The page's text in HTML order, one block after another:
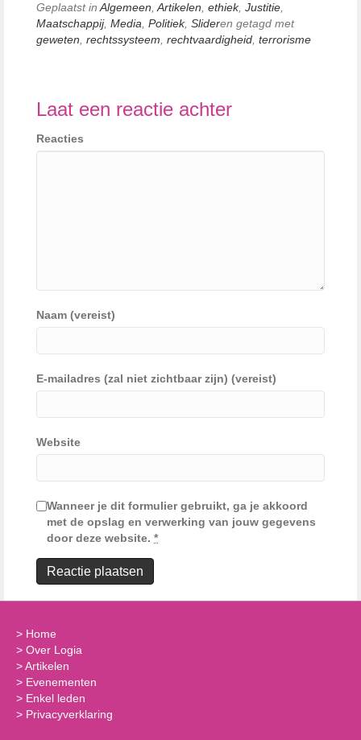
Geplaatst in Algemeen Artikelen ethiek, Justitie
Maatschappij, Media Politiek, Slideren getagd met
geweten rechtssysteem rechtvaardigheid terrorisme
Laat een reactie achter
Reacties
Naam (vereist)
E-mailadres (zal niet zichtbaar zijn) (vereist)
Website
Wanneer je dit formulier gebruikt, ga je akkoord
met de opslag en verwerking van jouw gegevens
door deze website. *
> Home
> Over Logia
>Artikelen
> Evenementen
> Enkel leden
> Privacyverklaring